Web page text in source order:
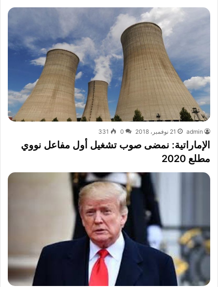
admin 21 نوفمبر، 2018 0
331
الإماراتية: نمضى صوب تشغيل أول مفاعل نووي
مطلع 2020